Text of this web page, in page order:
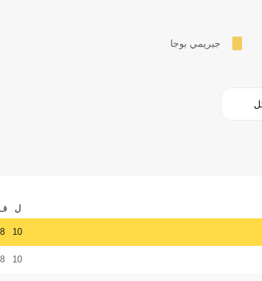
جيريمي بوجا
ل
10
8
10
8